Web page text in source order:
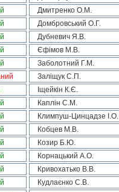
Дмитренко О.М.
Домбровський О.Г.
Дубневич Я.В.
Єфімов М.В.
Заболотний Г.М.
Заліщук С.П.
Іщейкін К.Є.
Каплін С.М.
Климпуш-Цинцадзе І.О.
Кобцев М.В.
Козир Б.Ю.
Корнацький А.О.
Кривохатько В.В.
Кудлаєнко С.В.